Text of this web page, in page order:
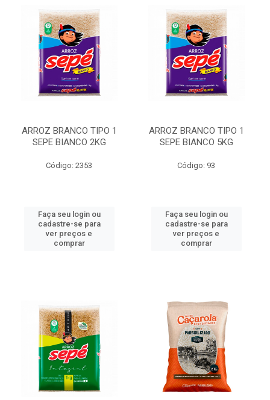
ARROZ BRANCO TIPO 1
SEPE BIANCO 2KG
Código: 2353
Faça seu login ou
cadastre-se para
ver preços e
comprar
ARROZ BRANCO TIPO 1
SEPE BIANCO 5KG
Código: 93
Faça seu login ou
cadastre-se para
ver preços e
comprar